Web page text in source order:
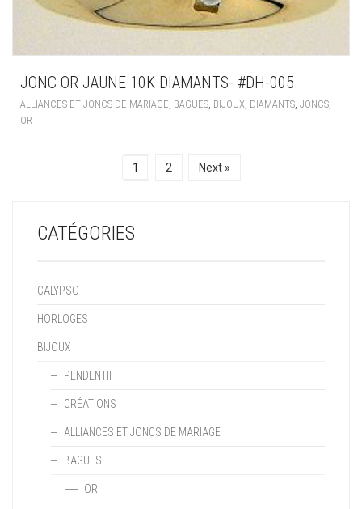
JONC OR JAUNE 10K DIAMANTS- #DH-005
ALLIANCES ET JONCS DE MARIAGE BAGUES BIJOUX DIAMANTS JONCS
OR
1 2 Next »
CATÉGORIES
CALYPSO
HORLOGES
BIJOUX
PENDENTIF
CRÉATIONS
ALLIANCES ET JONCS DE MARIAGE
BAGUES
OR